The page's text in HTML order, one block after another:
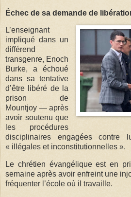
Échec de sa demande de
L’enseignant
impliqué dans un
différend
transgenre, Enoch
Burke, a échoué
dans sa tentative
d’être libéré de la
prison de
Mountjoy — après
avoir soutenu que
les procédures
disciplinaires engagées contre
« illégales et inconstitutionnelles ».
Le chrétien évangélique est en
semaine après avoir enfreint une
fréquenter l’école où il travaille.